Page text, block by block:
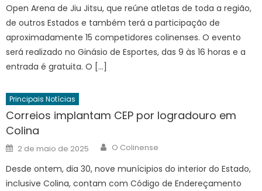
Open Arena de Jiu Jitsu, que reúne atletas de toda a região,
de outros Estados e também terá a participação de
aproximadamente 15 competidores colinenses. O evento
será realizado no Ginásio de Esportes, das 9 às 16 horas e a
entrada é gratuita. O […]
Principais Notícias
Correios implantam CEP por logradouro em
Colina
Posted
on
2 de maio de 2025 Author
O Colinense
Desde ontem, dia 30, nove munícipios do interior do Estado,
inclusive Colina, contam com Código de Endereçamento